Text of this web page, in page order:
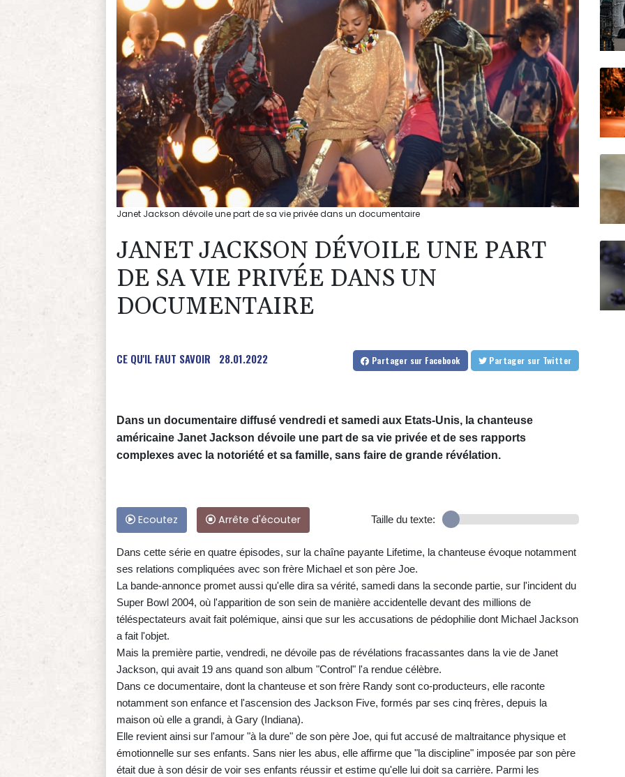
Janet Jackson dévoile une part de sa vie privée dans un documentaire
JANET JACKSON DÉVOILE UNE PART
DE SA VIE PRIVÉE DANS UN
DOCUMENTAIRE
CE QU'IL FAUT SAVOIR 28.01.2022 Partager sur Facebook Partager sur Twitter
Dans un documentaire diffusé vendredi et samedi aux Etats-Unis, la chanteuse
américaine Janet Jackson dévoile une part de sa vie privée et de ses rapports
complexes avec la notoriété et sa famille, sans faire de grande révélation.
Ecoutez Arrête d'écouter Taille du texte:
Dans cette série en quatre épisodes, sur la chaîne payante Lifetime, la chanteuse évoque notamment
ses relations compliquées avec son frère Michael et son père Joe.
La bande-annonce promet aussi qu'elle dira sa vérité, samedi dans la seconde partie, sur l'incident du
Super Bowl 2004, où l'apparition de son sein de manière accidentelle devant des millions de
téléspectateurs avait fait polémique, ainsi que sur les accusations de pédophilie dont Michael Jackson
a fait l'objet.
Mais la première partie, vendredi, ne dévoile pas de révélations fracassantes dans la vie de Janet
Jackson, qui avait 19 ans quand son album "Control" l'a rendue célèbre.
Dans ce documentaire, dont la chanteuse et son frère Randy sont co-producteurs, elle raconte
notamment son enfance et l'ascension des Jackson Five, formés par ses cinq frères, depuis la
maison où elle a grandi, à Gary (Indiana).
Elle revient ainsi sur l'amour "à la dure" de son père Joe, qui fut accusé de maltraitance physique et
émotionnelle sur ses enfants. Sans nier les abus, elle affirme que "la discipline" imposée par son père
était due à son désir de voir ses enfants réussir et estime qu'elle lui doit sa carrière. Parmi les